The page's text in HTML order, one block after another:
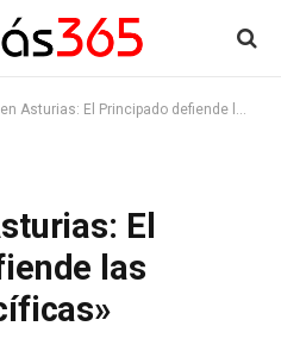
El Principado defiende las «protestas pacíficas»
El
las